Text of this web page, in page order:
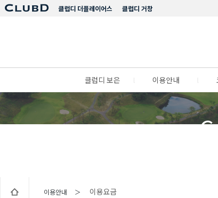
클럽디 거창
클럽디 더플레이어스
클럽디 보은 이용안내
이용안내 ＞ 이용요금